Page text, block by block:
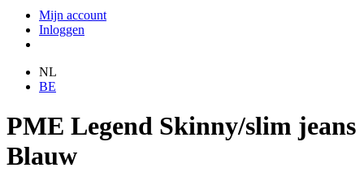
Mijn account
Inloggen
NL
BE
PME Legend Skinny/slim jeans
Blauw